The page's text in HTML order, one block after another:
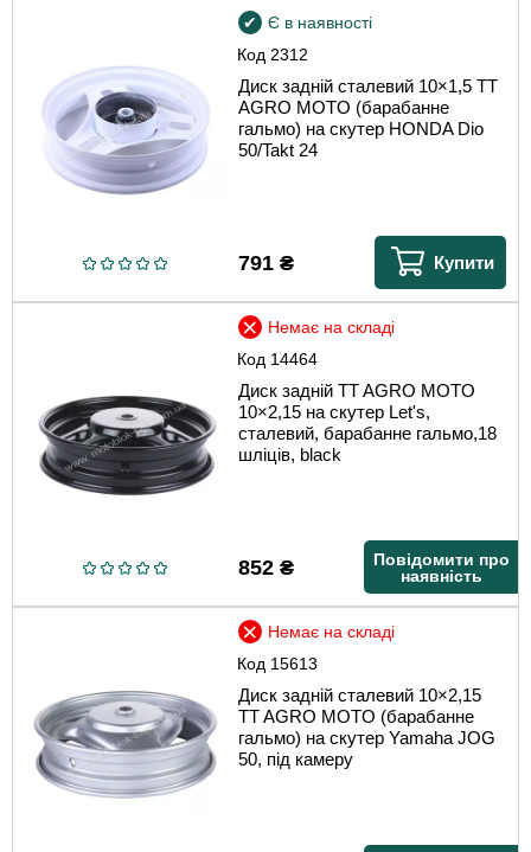
Код 2312
Є в наявності
Диск задній сталевий 10×1,5 TT
AGRO MOTO (барабанне
гальмо) на скутер HONDA Dio
50/Takt 24
791₴ Купити
Код 14464
Немає на складі
Диск задній TT AGRO MOTO
10×2,15 на скутер Let's,
сталевий, барабанне гальмо,18
шліців, black
852₴
Повідомити про
наявність
Код 15613
Немає на складі
Диск задній сталевий 10×2,15
TT AGRO MOTO (барабанне
гальмо) на скутер Yamaha JOG
50, під камеру